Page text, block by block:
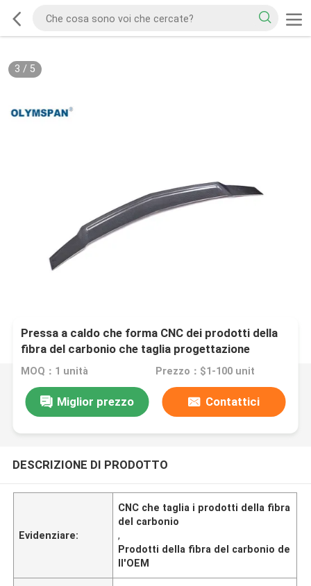
3 / 5
Pressa a caldo che forma CNC dei prodotti della
fibra del carbonio che taglia progettazione
dell'OEM
MOQ：1 unità Prezzo：$1-100 unit
Miglior prezzo Contattici
DESCRIZIONE DI PRODOTTO
Evidenziare:
CNC che taglia i prodotti della fibra
del carbonio
,
Prodotti della fibra del carbonio de
ll'OEM